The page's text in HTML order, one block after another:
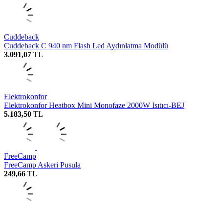
Cuddeback
Cuddeback C 940 nm Flash Led Aydınlatma Modülü
3.091,07 TL
Elektrokonfor
Elektrokonfor Heatbox Mini Monofaze 2000W Isıtıcı-BEJ
5.183,50 TL
FreeCamp
FreeCamp Askeri Pusula
249,66 TL